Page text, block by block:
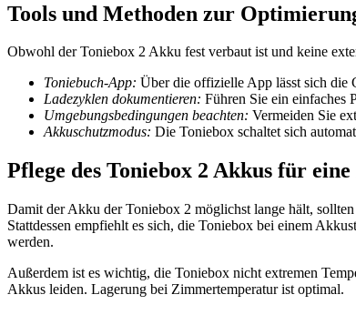
Tools und Methoden zur
Obwohl der Toniebox 2 Akku fest verbaut ist und keine
Toniebuch-App: Über die offizielle App lässt sich die
Ladezyklen dokumentieren: Führen Sie ein einfaches
Umgebungsbedingungen beachten: Vermeiden Sie
Akkuschutzmodus: Die Toniebox schaltet sich
Pflege des Toniebox 2 Akkus für
Damit der Akku der Toniebox 2 möglichst lange hält,
Stattdessen empfiehlt es sich, die Toniebox bei einem
werden.
Außerdem ist es wichtig, die Toniebox nicht extremen
Akkus leiden. Lagerung bei Zimmertemperatur ist optimal.